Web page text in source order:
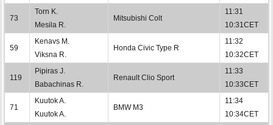
73
Torn K.
Mesila R.
Mitsubishi Colt
11:31
10:31CET
59
Kenavs M.
Viksna R.
Honda Civic Type R
11:32
10:32CET
119
Pipiras J.
Babachinas R.
Renault Clio Sport
11:33
10:33CET
71
Kuutok A.
Kuutok A.
BMW M3
11:34
10:34CET